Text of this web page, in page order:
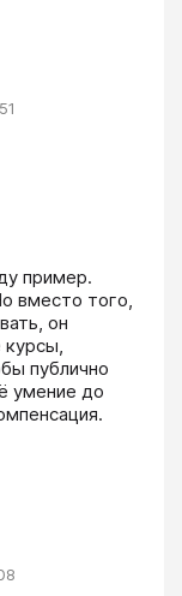
пример.
вместо того,
он
курсы,
публично
умение до